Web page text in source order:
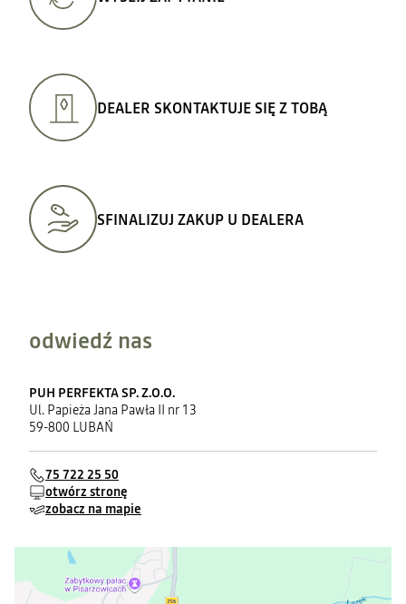
DEALER SKONTAKTUJE SIĘ Z TOBĄ
SFINALIZUJ ZAKUP U DEALERA
odwiedź nas
PUH PERFEKTA SP. Z.O.O.
Ul. Papieża Jana Pawła II nr 13
59-800 LUBAŃ
75 722 25 50
otwórz stronę
zobacz na mapie